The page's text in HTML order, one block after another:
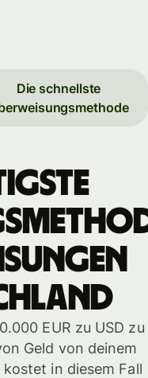
Die schnellste
EUR zu USD zu
Geld von deinem
in diesem Fall